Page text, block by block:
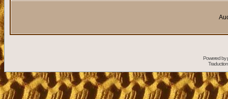
Powered by